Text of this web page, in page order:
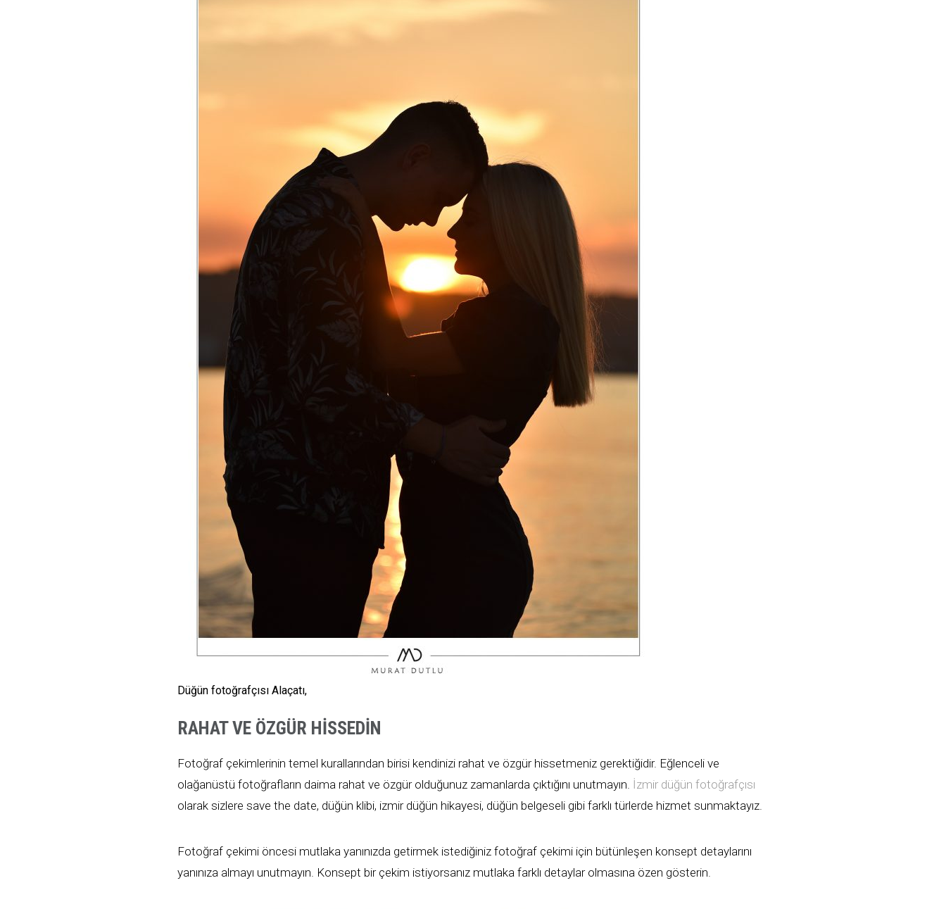
Düğün fotoğrafçısı Alaçatı,
RAHAT VE ÖZGÜR HISSEDIN
Fotoğraf çekimlerinin temel kurallarından birisi kendinizi rahat ve özgür hissetmeniz gerektiğidir. Eğlenceli ve
olağanüstü fotoğrafların daima rahat ve özgür olduğunuz zamanlarda çıktığını unutmayın. İzmir düğün fotoğrafçısı
olarak sizlere save the date, düğün klibi, izmir düğün hikayesi, düğün belgeseli gibi farklı türlerde hizmet sunmaktayız.
Fotoğraf çekimi öncesi mutlaka yanınızda getirmek istediğiniz fotoğraf çekimi için bütünleşen konsept detaylarını
yanınıza almayı unutmayın. Konsept bir çekim istiyorsanız mutlaka farklı detaylar olmasına özen gösterin.